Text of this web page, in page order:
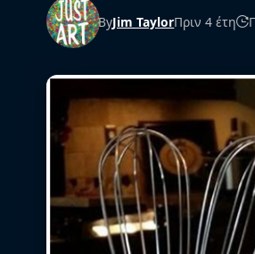
ByJim TaylorΠριν 4 έτη